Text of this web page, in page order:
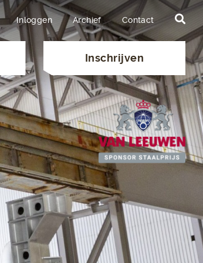
Inschrijven
Inloggen Archief Contact